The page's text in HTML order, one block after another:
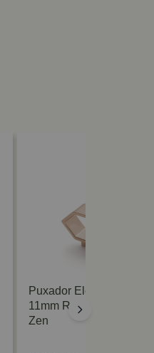
Puxador Elemento
11mm Rosê Escovado
Zen